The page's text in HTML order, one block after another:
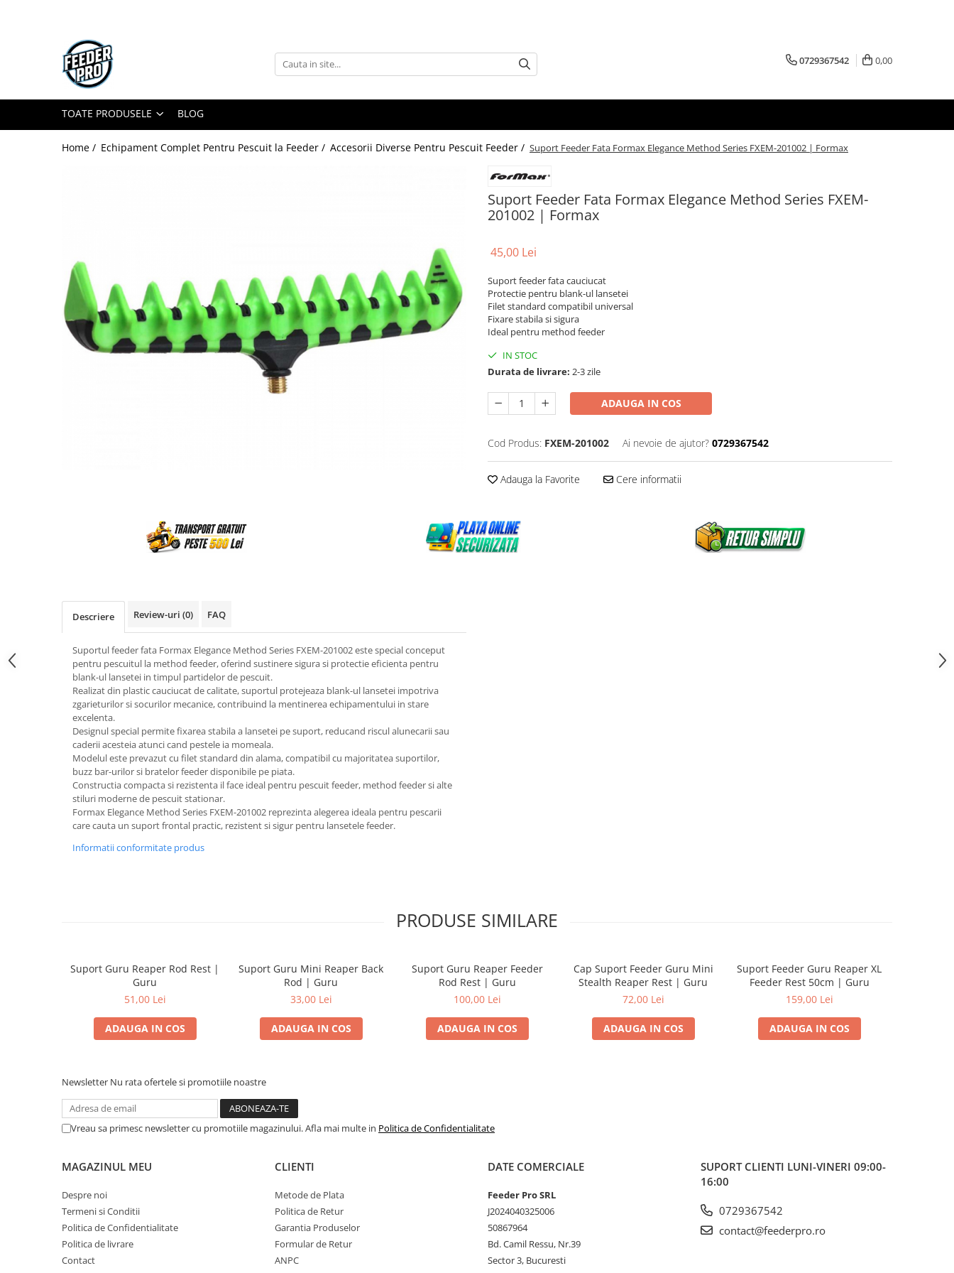
Toate Produsele
Accesorii Diverse
Mincioguri si Juvelnice
Scaune si Accesorii
Accesorii Monturi
0729367542 0,00
TOATE PRODUSELE BLOG
Home / Echipament Complet Pentru Pescuit la Feeder / Accesorii Diverse Pentru Pescuit Feeder / Suport Feeder Fata Formax Elegance Method Series FXEM-201002 | Formax
Suport Feeder Fata Formax Elegance Method Series FXEM-
201002 | Formax
45,00 Lei
Suport feeder fata cauciucat
Protectie pentru blank-ul lansetei
Filet standard compatibil universal
Fixare stabila si sigura
Ideal pentru method feeder
IN STOC
Durata de livrare: 2-3 zile
ADAUGA IN COS
Cod Produs: FXEM-201002 Ai nevoie de ajutor? 0729367542
Adauga la Favorite Cere informatii
Descriere Review-uri (0) FAQ
Suportul feeder fata Formax Elegance Method Series FXEM-201002 este special conceput
pentru pescuitul la method feeder, oferind sustinere sigura si protectie eficienta pentru
blank-ul lansetei in timpul partidelor de pescuit.
Realizat din plastic cauciucat de calitate, suportul protejeaza blank-ul lansetei impotriva
zgarieturilor si socurilor mecanice, contribuind la mentinerea echipamentului in stare
excelenta.
Designul special permite fixarea stabila a lansetei pe suport, reducand riscul alunecarii sau
caderii acesteia atunci cand pestele ia momeala.
Modelul este prevazut cu filet standard din alama, compatibil cu majoritatea suportilor,
buzz bar-urilor si bratelor feeder disponibile pe piata.
Constructia compacta si rezistenta il face ideal pentru pescuit feeder, method feeder si alte
stiluri moderne de pescuit stationar.
Formax Elegance Method Series FXEM-201002 reprezinta alegerea ideala pentru pescarii
care cauta un suport frontal practic, rezistent si sigur pentru lansetele feeder.
Informatii conformitate produs
PRODUSE SIMILARE
Suport Guru Reaper Rod Rest |
Guru
51,00 Lei
ADAUGA IN COS
Suport Guru Mini Reaper Back
Rod | Guru
33,00 Lei
ADAUGA IN COS
Suport Guru Reaper Feeder
Rod Rest | Guru
100,00 Lei
ADAUGA IN COS
Cap Suport Feeder Guru Mini
Stealth Reaper Rest | Guru
72,00 Lei
ADAUGA IN COS
Suport Feeder Guru Reaper XL
Feeder Rest 50cm | Guru
159,00 Lei
ADAUGA IN COS
Newsletter Nu rata ofertele si promotiile noastre
Vreau sa primesc newsletter cu promotiile magazinului. Afla mai multe in Politica de Confidentialitate
MAGAZINUL MEU
Despre noi
Termeni si Conditii
Politica de Confidentialitate
Politica de livrare
Contact
CLIENTI
Metode de Plata
Politica de Retur
Garantia Produselor
Formular de Retur
ANPC
DATE COMERCIALE
Feeder Pro SRL
J2024040325006
50867964
Bd. Camil Ressu, Nr.39
Sector 3, Bucuresti
SUPORT CLIENTI LUNI-VINERI 09:00-
16:00
0729367542
contact@feederpro.ro